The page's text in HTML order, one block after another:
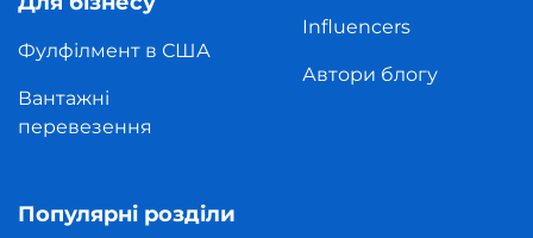
Фулфілмент в США
Вантажні
перевезення
Influencers
Автори блогу
Популярні розділи